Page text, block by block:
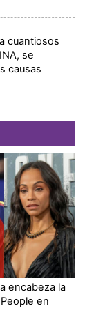
cuantiosos
se
causas
encabeza la
en